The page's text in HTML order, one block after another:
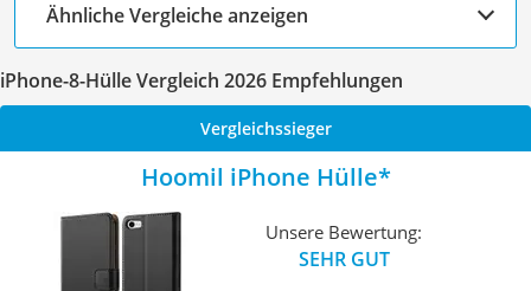
Ähnliche Vergleiche anzeigen
iPhone-8-Hülle Vergleich 2026 Empfehlungen
Vergleichssieger
Hoomil iPhone Hülle
Unsere Bewertung:
SEHR GUT